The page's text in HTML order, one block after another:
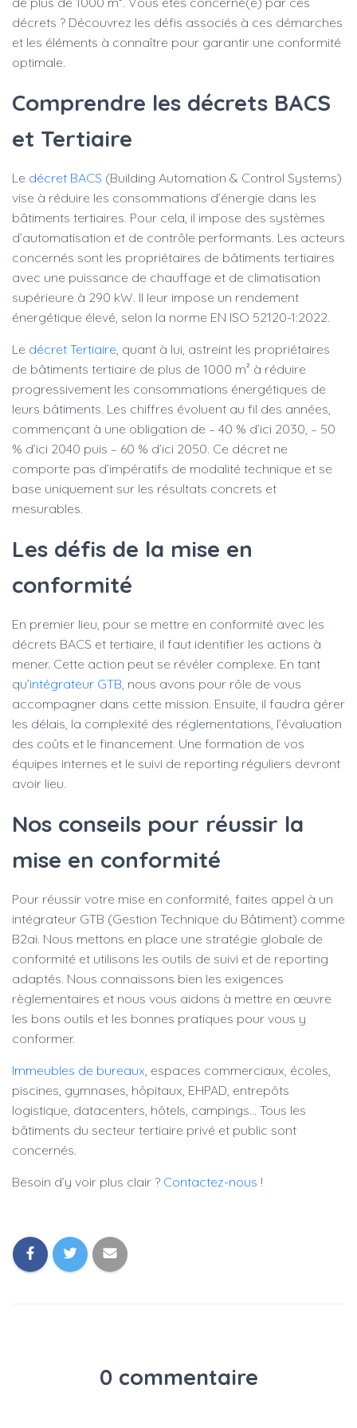
décrets ? Découvrez les défis associés à ces démarches
et les éléments à connaître pour garantir une conformité
optimale.
Comprendre les décrets BACS
et Tertiaire
Le décret BACS (Building Automation & Control Systems)
vise à réduire les consommations d’énergie dans les
bâtiments tertiaires. Pour cela, il impose des systèmes
d’automatisation et de contrôle performants. Les acteurs
concernés sont les propriétaires de bâtiments tertiaires
avec une puissance de chauffage et de climatisation
supérieure à 290 kW. Il leur impose un rendement
énergétique élevé, selon la norme EN ISO 52120-1:2022.
Le décret Tertiaire, quant à lui, astreint les propriétaires
de bâtiments tertiaire de plus de 1000 m² à réduire
progressivement les consommations énergétiques de
leurs bâtiments. Les chiffres évoluent au fil des années,
commençant à une obligation de – 40 % d’ici 2030, – 50
% d’ici 2040 puis – 60 % d’ici 2050. Ce décret ne
comporte pas d’impératifs de modalité technique et se
base uniquement sur les résultats concrets et
mesurables.
Les défis de la mise en
conformité
En premier lieu, pour se mettre en conformité avec les
décrets BACS et tertiaire, il faut identifier les actions à
mener. Cette action peut se révéler complexe. En tant
qu’intégrateur GTB, nous avons pour rôle de vous
accompagner dans cette mission. Ensuite, il faudra gérer
les délais, la complexité des réglementations, l’évaluation
des coûts et le financement. Une formation de vos
équipes internes et le suivi de reporting réguliers devront
avoir lieu.
Nos conseils pour réussir la
mise en conformité
Pour réussir votre mise en conformité, faites appel à un
intégrateur GTB (Gestion Technique du Bâtiment) comme
B2ai. Nous mettons en place une stratégie globale de
conformité et utilisons les outils de suivi et de reporting
adaptés. Nous connaissons bien les exigences
règlementaires et nous vous aidons à mettre en œuvre
les bons outils et les bonnes pratiques pour vous y
conformer.
Immeubles de bureaux, espaces commerciaux, écoles,
piscines, gymnases, hôpitaux, EHPAD, entrepôts
logistique, datacenters, hôtels, campings… Tous les
bâtiments du secteur tertiaire privé et public sont
concernés.
Besoin d’y voir plus clair ? Contactez-nous !
0 commentaire